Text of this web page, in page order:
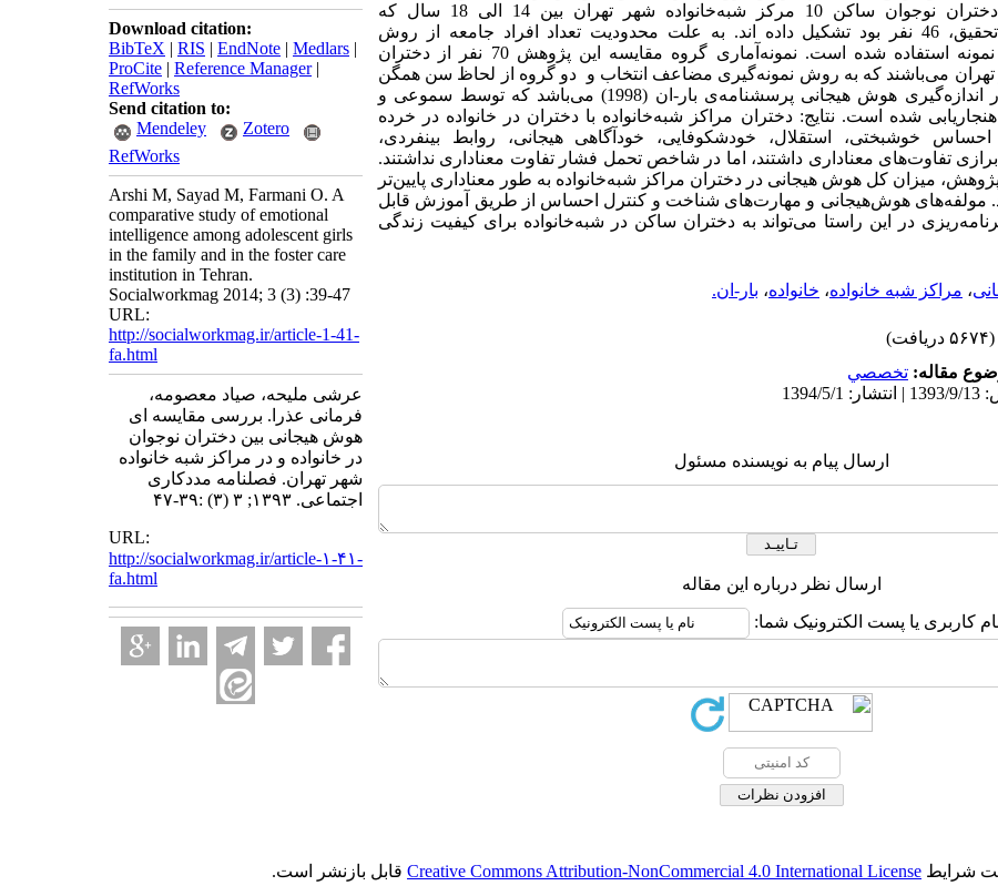
می‌کند. نمونه آماری را دختران نوجوان ساکن 10 مرکز شبه‌خانواده شهر تهران بین 14 الی 18 سال که
تعداد کل آن‌ها در زمان تحقیق، 46 نفر بود تشکیل داده اند. به علت محدودیت تعداد افراد جامعه از روش
تمام‌شماری برای انتخاب نمونه استفاده شده است. نمونه‌آماری گروه مقایسه‌ این پژوهش 70 نفر از دختران
18 سال شهر تهران می‌باشند که به روش نمونه‌گیری مضاعف انتخاب و دو گروه از لحاظ سن همگن
شدند. در این پژوهش ابزار اندازه‌گیری هوش هیجانی پرسشنامه‌ی بار-ان (1998) می‌باشد که توسط سموعی و
در ایران هنجاریابی شده است. نتایج: دختران مراکز شبه‌خانواده با دختران در خانواده در خرده
خوشبختی، استقلال، خودشکوفایی، خودآگاهی هیجانی، روابط بینفردی،
تفاوت‌های معناداری داشتند، اما در شاخص تحمل فشار تفاوت معناداری نداشتند.
میزان کل هوش هیجانی در دختران مراکز شبه‌خانواده به طور معناداری پایین‌تر
مولفه‌های هوش‌هیجانی و مهارت‌های شناخت و کنترل احساس از طریق آموزش قابل
برنامه‌ریزی در این راستا می‌تواند به دختران ساکن در شبه‌خانواده برای کیفیت زندگی
، مراکز شبه خانواده، خانواده، بار-ان.
(۵۶۷۴ دریافت)
مقاله: تخصصي
ارسال پیام به نویسنده مسئول
ارسال نظر درباره این مقاله
کاربری یا پست الکترونیک شما:
Download citation:
BibTeX | RIS | EndNote | Medlars |
ProCite | Reference Manager|
RefWorks
Send citation to:
Mendeley
Zotero
RefWorks
Arshi M, Sayad M, Farmani O. A
comparative study of emotional
intelligence among adolescent girls
in the family and in the foster care
institution in Tehran.
Socialworkmag 2014; 3 (3) :39-47
URL:
http://socialworkmag.ir/article-1-41-
fa.html
عرشی ملیحه، صیاد معصومه،
فرمانی عذرا. بررسی مقایسه ای
هوش هیجانی بین دختران نوجوان
در خانواده و در مراکز شبه خانواده
شهر تهران. فصلنامه مددکاری
اجتماعی. ۱۳۹۳; ۳ (۳) :۳۹-۴۷
URL:
http://socialworkmag.ir/article-۱-۴۱-
fa.html
شرایط Creative Commons Attribution-NonCommercial 4.0 International License قابل بازنشر است.